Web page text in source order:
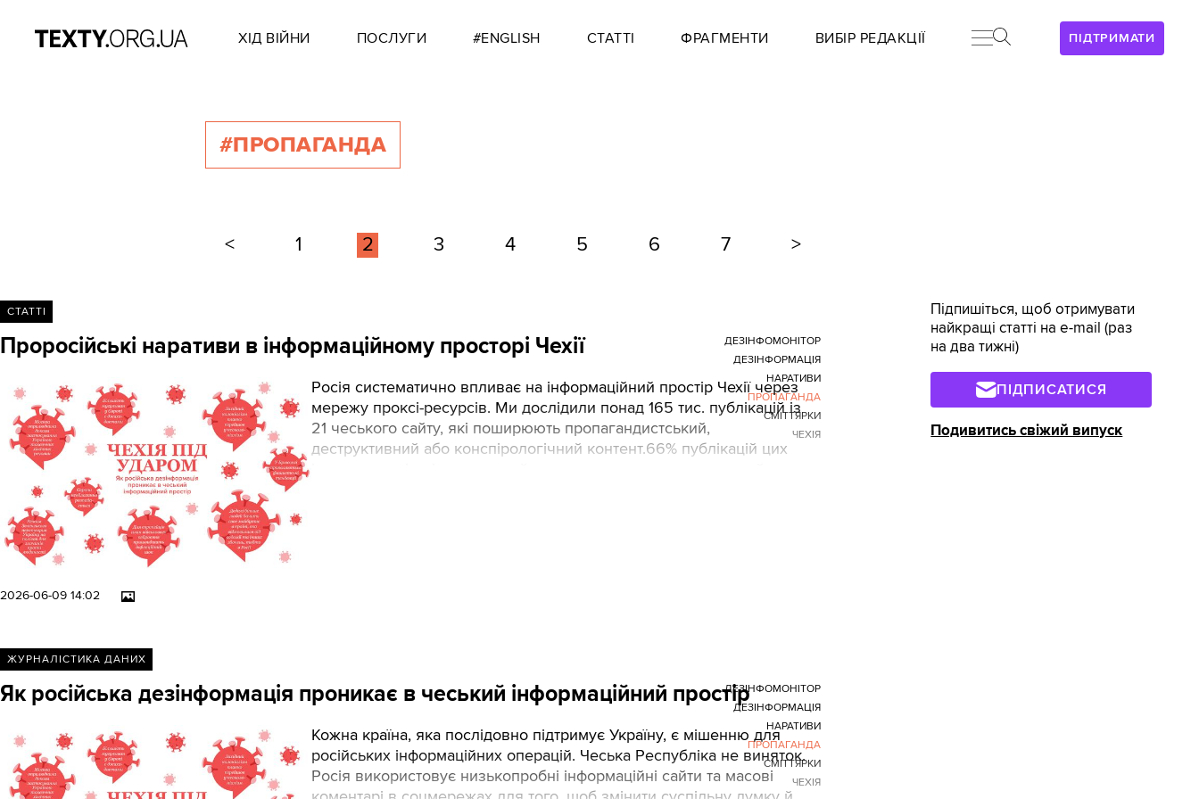
ПІДТРИМАТИ
ХІД ВІЙНИ ПОСЛУГИ #ENGLISH СТАТТІ ФРАГМЕНТИ ВИБІР РЕДАКЦІЇ
#ПРОПАГАНДА
< 1 2 3 4 5 6 7 >
СТАТТІ
Проросійські наративи в інформаційному просторі Чехії
Росія систематично впливає на інформаційний простір Чехії через
мережу проксі-ресурсів. Ми дослідили понад 165 тис. публікацій із
21 чеського сайту, які поширюють пропагандистський,
деструктивний або конспірологічний контент.66% публікацій цих
2026-06-09 14:02
ДЕЗІНФОМОНІТОР
ДЕЗІНФОРМАЦІЯ
НАРАТИВИ
ПРОПАГАНДА
СМІТТЯРКИ
ЧЕХІЯ
ЖУРНАЛІСТИКА ДАНИХ
Як російська дезінформація проникає в чеський інформаційний простір
Кожна країна, яка послідовно підтримує Україну, є мішенню для
російських інформаційних операцій. Чеська Республіка не виняток.
Росія використовує низькопробні інформаційні сайти та масові
ДЕЗІНФОМОНІТОР
ДЕЗІНФОРМАЦІЯ
НАРАТИВИ
ПРОПАГАНДА
СМІТТЯРКИ
ЧЕХІЯ
Підпишіться, щоб отримувати
найкращі статті на e-mail (раз
на два тижні)
ПІДПИСАТИСЯ
Подивитись свіжий випуск